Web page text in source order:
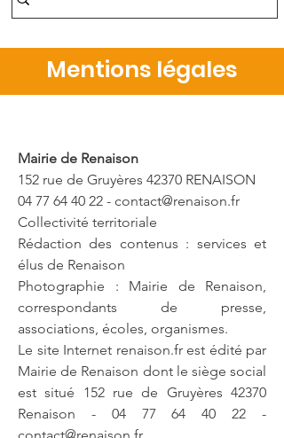
Mentions légales
Mairie de Renaison
152 rue de Gruyères 42370 RENAISON
04 77 64 40 22 - contact@renaison.fr
Collectivité territoriale
Rédaction des contenus : services et
élus de Renaison
Photographie : Mairie de Renaison,
correspondants de presse,
associations, écoles, organismes.
Le site Internet renaison.fr est édité par
Mairie de Renaison dont le siège social
est situé 152 rue de Gruyères 42370
Renaison - 04 77 64 40 22 -